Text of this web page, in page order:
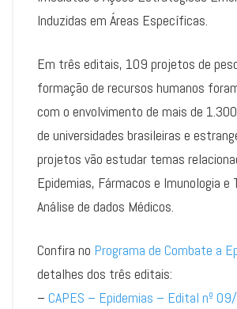
Induzidas em Áreas Específicas.
Em três editais, 109 projetos de
formação de recursos humanos
com o envolvimento de mais de
de universidades brasileiras e
projetos vão estudar temas
Epidemias, Fármacos e Imunologia e
Análise de dados Médicos.
Confira no Programa de Combate a
detalhes dos três editais:
– CAPES – Epidemias – Edital nº